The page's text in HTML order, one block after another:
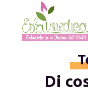
Di